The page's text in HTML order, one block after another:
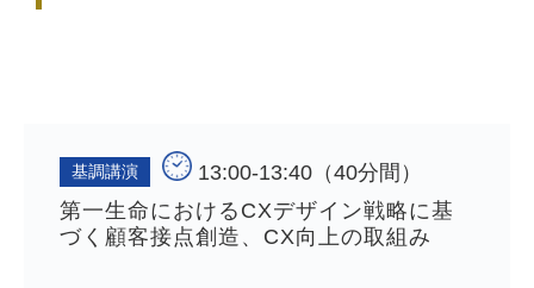
基調講演
13:00-13:40（40分間）
第一生命におけるCXデザイン戦略に基
づく顧客接点創造、CX向上の取組み